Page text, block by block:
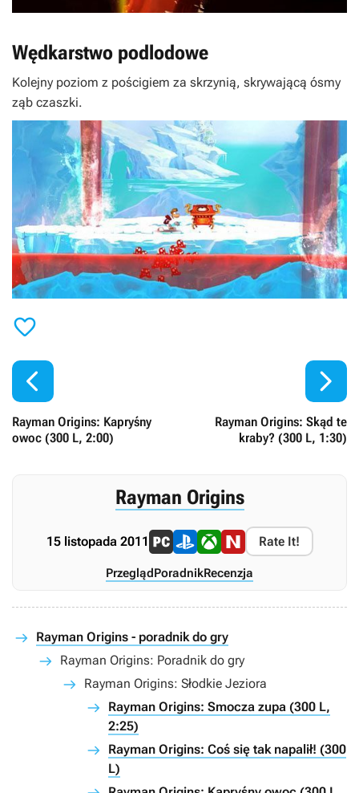
Wędkarstwo podlodowe
Kolejny poziom z pościgiem za skrzynią, skrywającą ósmy
ząb czaszki.


Rayman Origins: Kapryśny
owoc (300 L, 2:00)
Rayman Origins: Skąd te
kraby? (300 L, 1:30)

Rayman Origins
15 listopada 2011 Rate It!
PrzeglądPoradnikRecenzja
Rayman Origins - poradnik do gry
Rayman Origins: Poradnik do gry
Rayman Origins: Słodkie Jeziora
Rayman Origins: Smocza zupa (300 L,
2:25)
Rayman Origins: Coś się tak napalił! (300
L)